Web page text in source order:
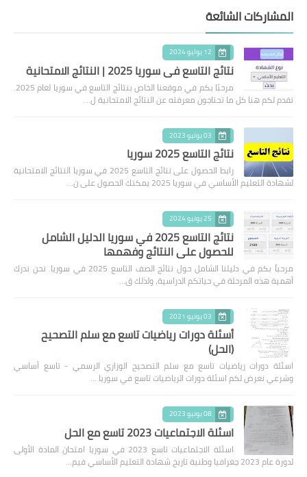
المشاركات الشائعة
12 يوليو 2024
نتائج التاسع في سوريا 2025 | النتائج الامتحانية
مرحبًا بكم في موقعنا الخاص بنتائج التاسع في سوريا لعام 2025.
نقدم لكم هنا كل ما تحتاجون معرفته عن النتائج الامتحانية ل…
03 يوليو 2023
نتائج التاسع 2025 سوريا
رابط الحصول على نتائج التاسع 2025 في سوريا النتائج الامتحانية
لشهادة التعليم الأساسي في سوريا 2025 يمكنك الحصول على ن…
25 يونيو 2024
نتائج التاسع 2025 في سوريا الدليل الشامل
للحصول على النتائج وفهمها
مرحباً بكم في دليلنا الشامل حول نتائج الصف التاسع 2025 في سوريا. نحن ندرك
أهمية هذه المرحلة في حياتكم الدراسية، ولذلك ق…
03 يونيو 2021
أسئلة دورات رياضيات تاسع مع سلم التصحيح
(الحل)
اسئلة دورات رياضيات تاسع مع سلم التصحيح الوزاري الرسمي - تاسع أساسي
وشرعي نعرض لكم اسئلة دورات الرياضيات تاسع في سوريا …
08 يونيو 2023
اسئلة الاجتماعيات 2023 تاسع مع الحل
اسئلة الاجتماعيات تاسع 2023 في سوريا امتحان المادة الأولى
لدورة عام 2023 جغرافيا وطنية تاريخ شهادة التعليم الأساسي فيم…